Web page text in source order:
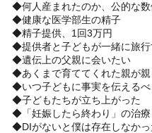
◆何人産まれたのか、公的な
◆健康な医学部生の精子
◆精子提供、1回3万円
◆提供者と子どもが一緒に旅行
◆遺伝上の父親に会いたい
◆あくまで育ててくれた親が親
◆いつ子どもに事実を伝える
◆子どもたちが立ち上がった
◆「妊娠したら終わり」の治療
◆DIがないと僕は存在しなかっ